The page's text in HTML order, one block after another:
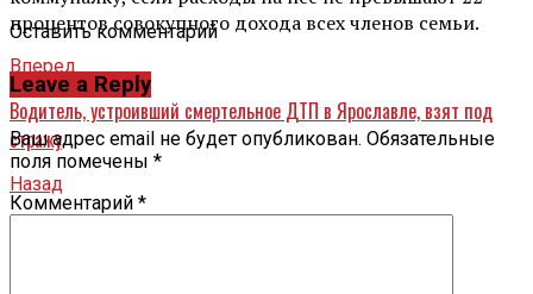
процентов совокупного дохода всех членов семьи.
Вперед
Водитель, устроивший смертельное ДТП в Ярославле, взят под
стражу
Назад
Оставить комментарий
Leave a Reply
Ваш адрес email не будет опубликован. Обязательные
поля помечены *
Комментарий *